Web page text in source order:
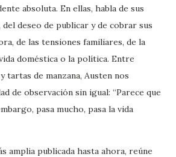
absoluta. En ellas, habla de sus
deseo de publicar y de cobrar sus
de las tensiones familiares, de la
doméstica o la política. Entre
tartas de manzana, Austen nos
de observación sin igual: “Parece que
pasa mucho, pasa la vida
amplia publicada hasta ahora, reúne